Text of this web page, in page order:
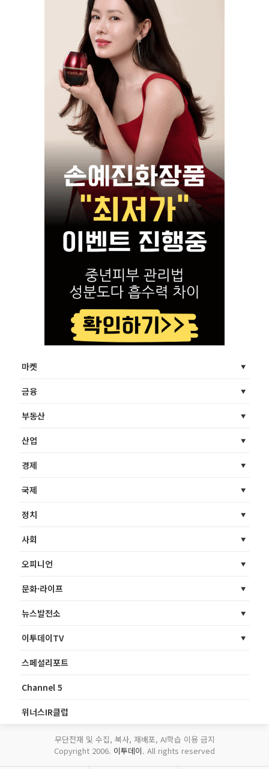
마켓
금융
부동산
산업
경제
국제
정치
사회
오피니언
문화·라이프
뉴스발전소
이투데이TV
스페셜리포트
Channel 5
위너스IR클럽
무단전재 및 수집, 복사, 재배포, AI학습 이용 금지
Copyright 2006. 이투데이. All rights reserved